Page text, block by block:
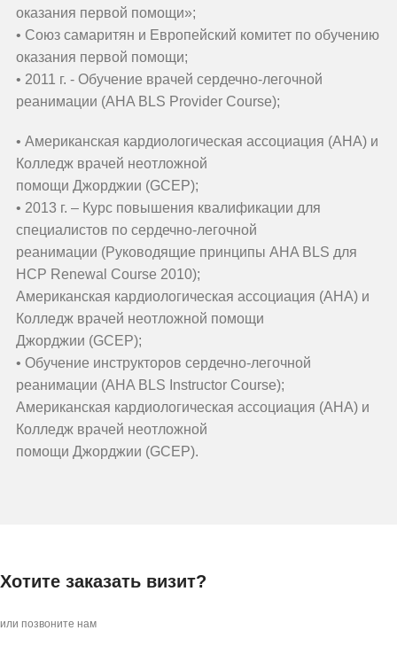
оказания первой помощи»;
• Союз самаритян и Европейский комитет по обучению
оказания первой помощи;
• 2011 г. - Обучение врачей сердечно-легочной
реанимации (AHA BLS Provider Course);
• Американская кардиологическая ассоциация (AHA) и
Колледж врачей неотложной
помощи Джорджии (GCEP);
• 2013 г. – Курс повышения квалификации для
специалистов по сердечно-легочной
реанимации (Руководящие принципы AHA BLS для
HCP Renewal Course 2010);
Американская кардиологическая ассоциация (AHA) и
Колледж врачей неотложной помощи
Джорджии (GCEP);
• Обучение инструкторов сердечно-легочной
реанимации (AHA BLS Instructor Course);
Американская кардиологическая ассоциация (AHA) и
Колледж врачей неотложной
помощи Джорджии (GCEP).
Хотите заказать визит?
или позвоните нам